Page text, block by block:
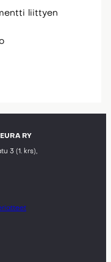
liittyen
RY
3 (1. krs),